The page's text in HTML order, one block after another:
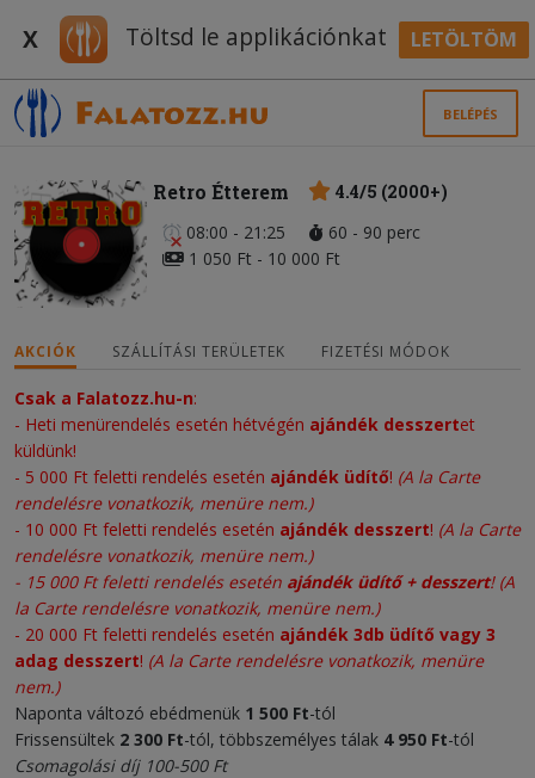
X Töltsd le applikációnkat LETÖLTÖM
BELÉPÉS
Retro Étterem
4.4/5 (2000+)
08:00 - 21:25
60 - 90 perc
1 050 Ft - 10 000 Ft
AKCIÓK SZÁLLÍTÁSI TERÜLETEK FIZETÉSI MÓDOK
Csak a Falatozz.hu-n:
- Heti menürendelés esetén hétvégén ajándék desszertet
küldünk!
- 5 000 Ft feletti rendelés esetén ajándék üdítő! (A la Carte
rendelésre vonatkozik, menüre nem.)
- 10 000 Ft feletti rendelés esetén ajándék desszert! (A la Carte
rendelésre vonatkozik, menüre nem.)
- 15 000 Ft feletti rendelés esetén ajándék üdítő + desszert!(A
la Carte rendelésre vonatkozik, menüre nem.)
- 20 000 Ft feletti rendelés esetén ajándék 3db üdítő vagy 3
adag desszert! (A la Carte rendelésre vonatkozik, menüre
nem.)
Naponta változó ebédmenük 1 500 Ft-tól
Frissensültek 2 300 Ft-tól, többszemélyes tálak 4 950 Ft-tól
Csomagolási díj 100-500 Ft